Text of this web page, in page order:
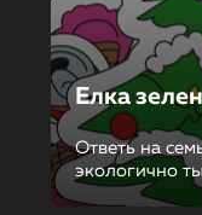
Елка
Ответь на
экологично